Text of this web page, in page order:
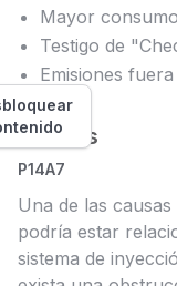
Mayor
Testigo de
Emisiones
Causas
P14A7
Una de las
podría estar
sistema de